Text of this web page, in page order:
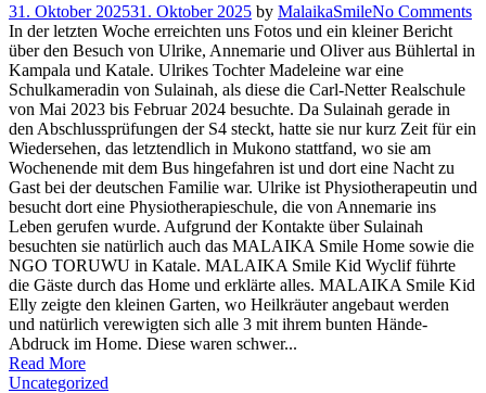
31. Oktober 202531. Oktober 2025 by MalaikaSmileNo Comments
In der letzten Woche erreichten uns Fotos und ein kleiner Bericht
über den Besuch von Ulrike, Annemarie und Oliver aus Bühlertal in
Kampala und Katale. Ulrikes Tochter Madeleine war eine
Schulkameradin von Sulainah, als diese die Carl-Netter Realschule
von Mai 2023 bis Februar 2024 besuchte. Da Sulainah gerade in
den Abschlussprüfungen der S4 steckt, hatte sie nur kurz Zeit für ein
Wiedersehen, das letztendlich in Mukono stattfand, wo sie am
Wochenende mit dem Bus hingefahren ist und dort eine Nacht zu
Gast bei der deutschen Familie war. Ulrike ist Physiotherapeutin und
besucht dort eine Physiotherapieschule, die von Annemarie ins
Leben gerufen wurde. Aufgrund der Kontakte über Sulainah
besuchten sie natürlich auch das MALAIKA Smile Home sowie die
NGO TORUWU in Katale. MALAIKA Smile Kid Wyclif führte
die Gäste durch das Home und erklärte alles. MALAIKA Smile Kid
Elly zeigte den kleinen Garten, wo Heilkräuter angebaut werden
und natürlich verewigten sich alle 3 mit ihrem bunten Hände-
Abdruck im Home. Diese waren schwer...
Read More
Uncategorized